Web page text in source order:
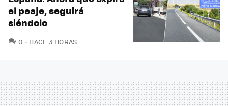
el peaje, seguirá
siéndolo
0 COMENTARIOS
HACE 3 HORAS